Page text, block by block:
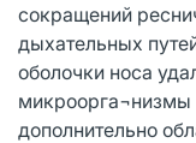
сокращений
дыхательных
оболочки носа
микроорга¬низмы
дополнительно